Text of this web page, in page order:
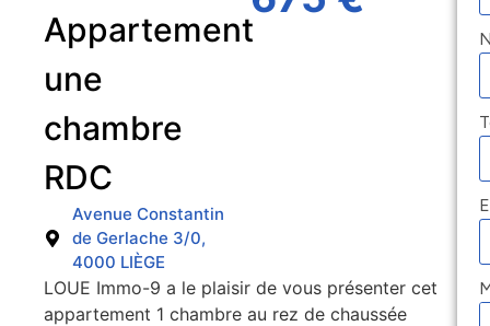
Appartement
une
chambre
RDC
Avenue Constantin
de Gerlache 3/0,
4000 LIÈGE
LOUE Immo-9 a le plaisir de vous présenter cet
appartement 1 chambre au rez de chaussée